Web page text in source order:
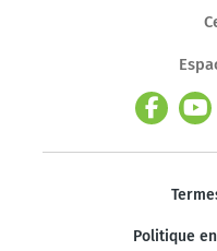
Politique